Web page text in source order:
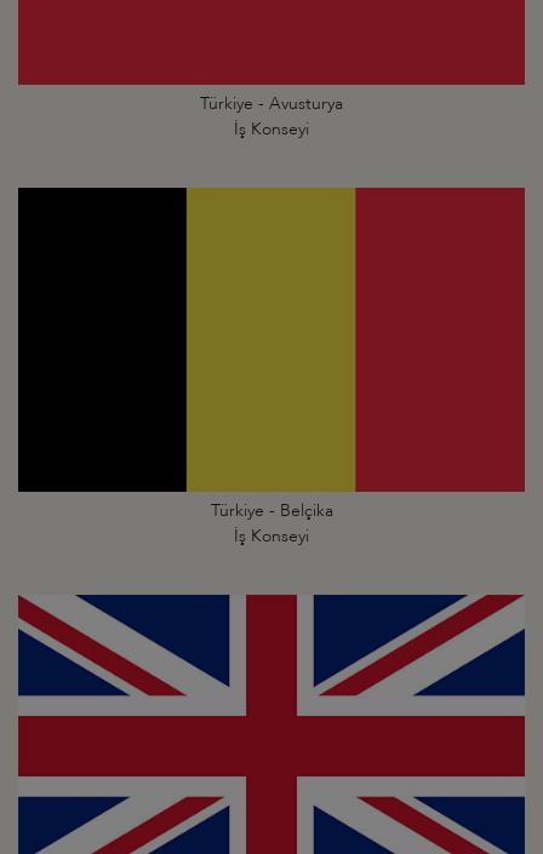
Türkiye - Avusturya
İş Konseyi
Türkiye - Belçika
İş Konseyi